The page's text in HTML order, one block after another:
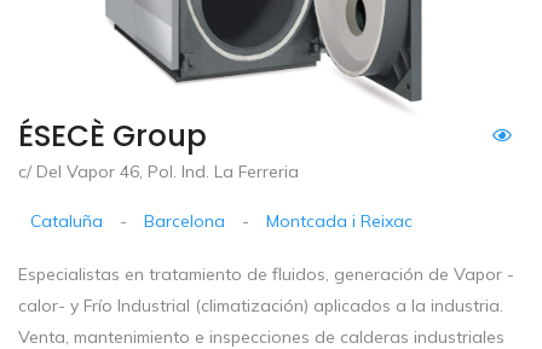
ÉSECÈ Group
c/ Del Vapor 46, Pol. Ind. La Ferreria
Cataluña - Barcelona - Montcada i Reixac
Especialistas en tratamiento de fluidos, generación de Vapor -
calor- y Frío Industrial (climatización) aplicados a la industria.
Venta, mantenimiento e inspecciones de calderas industriales